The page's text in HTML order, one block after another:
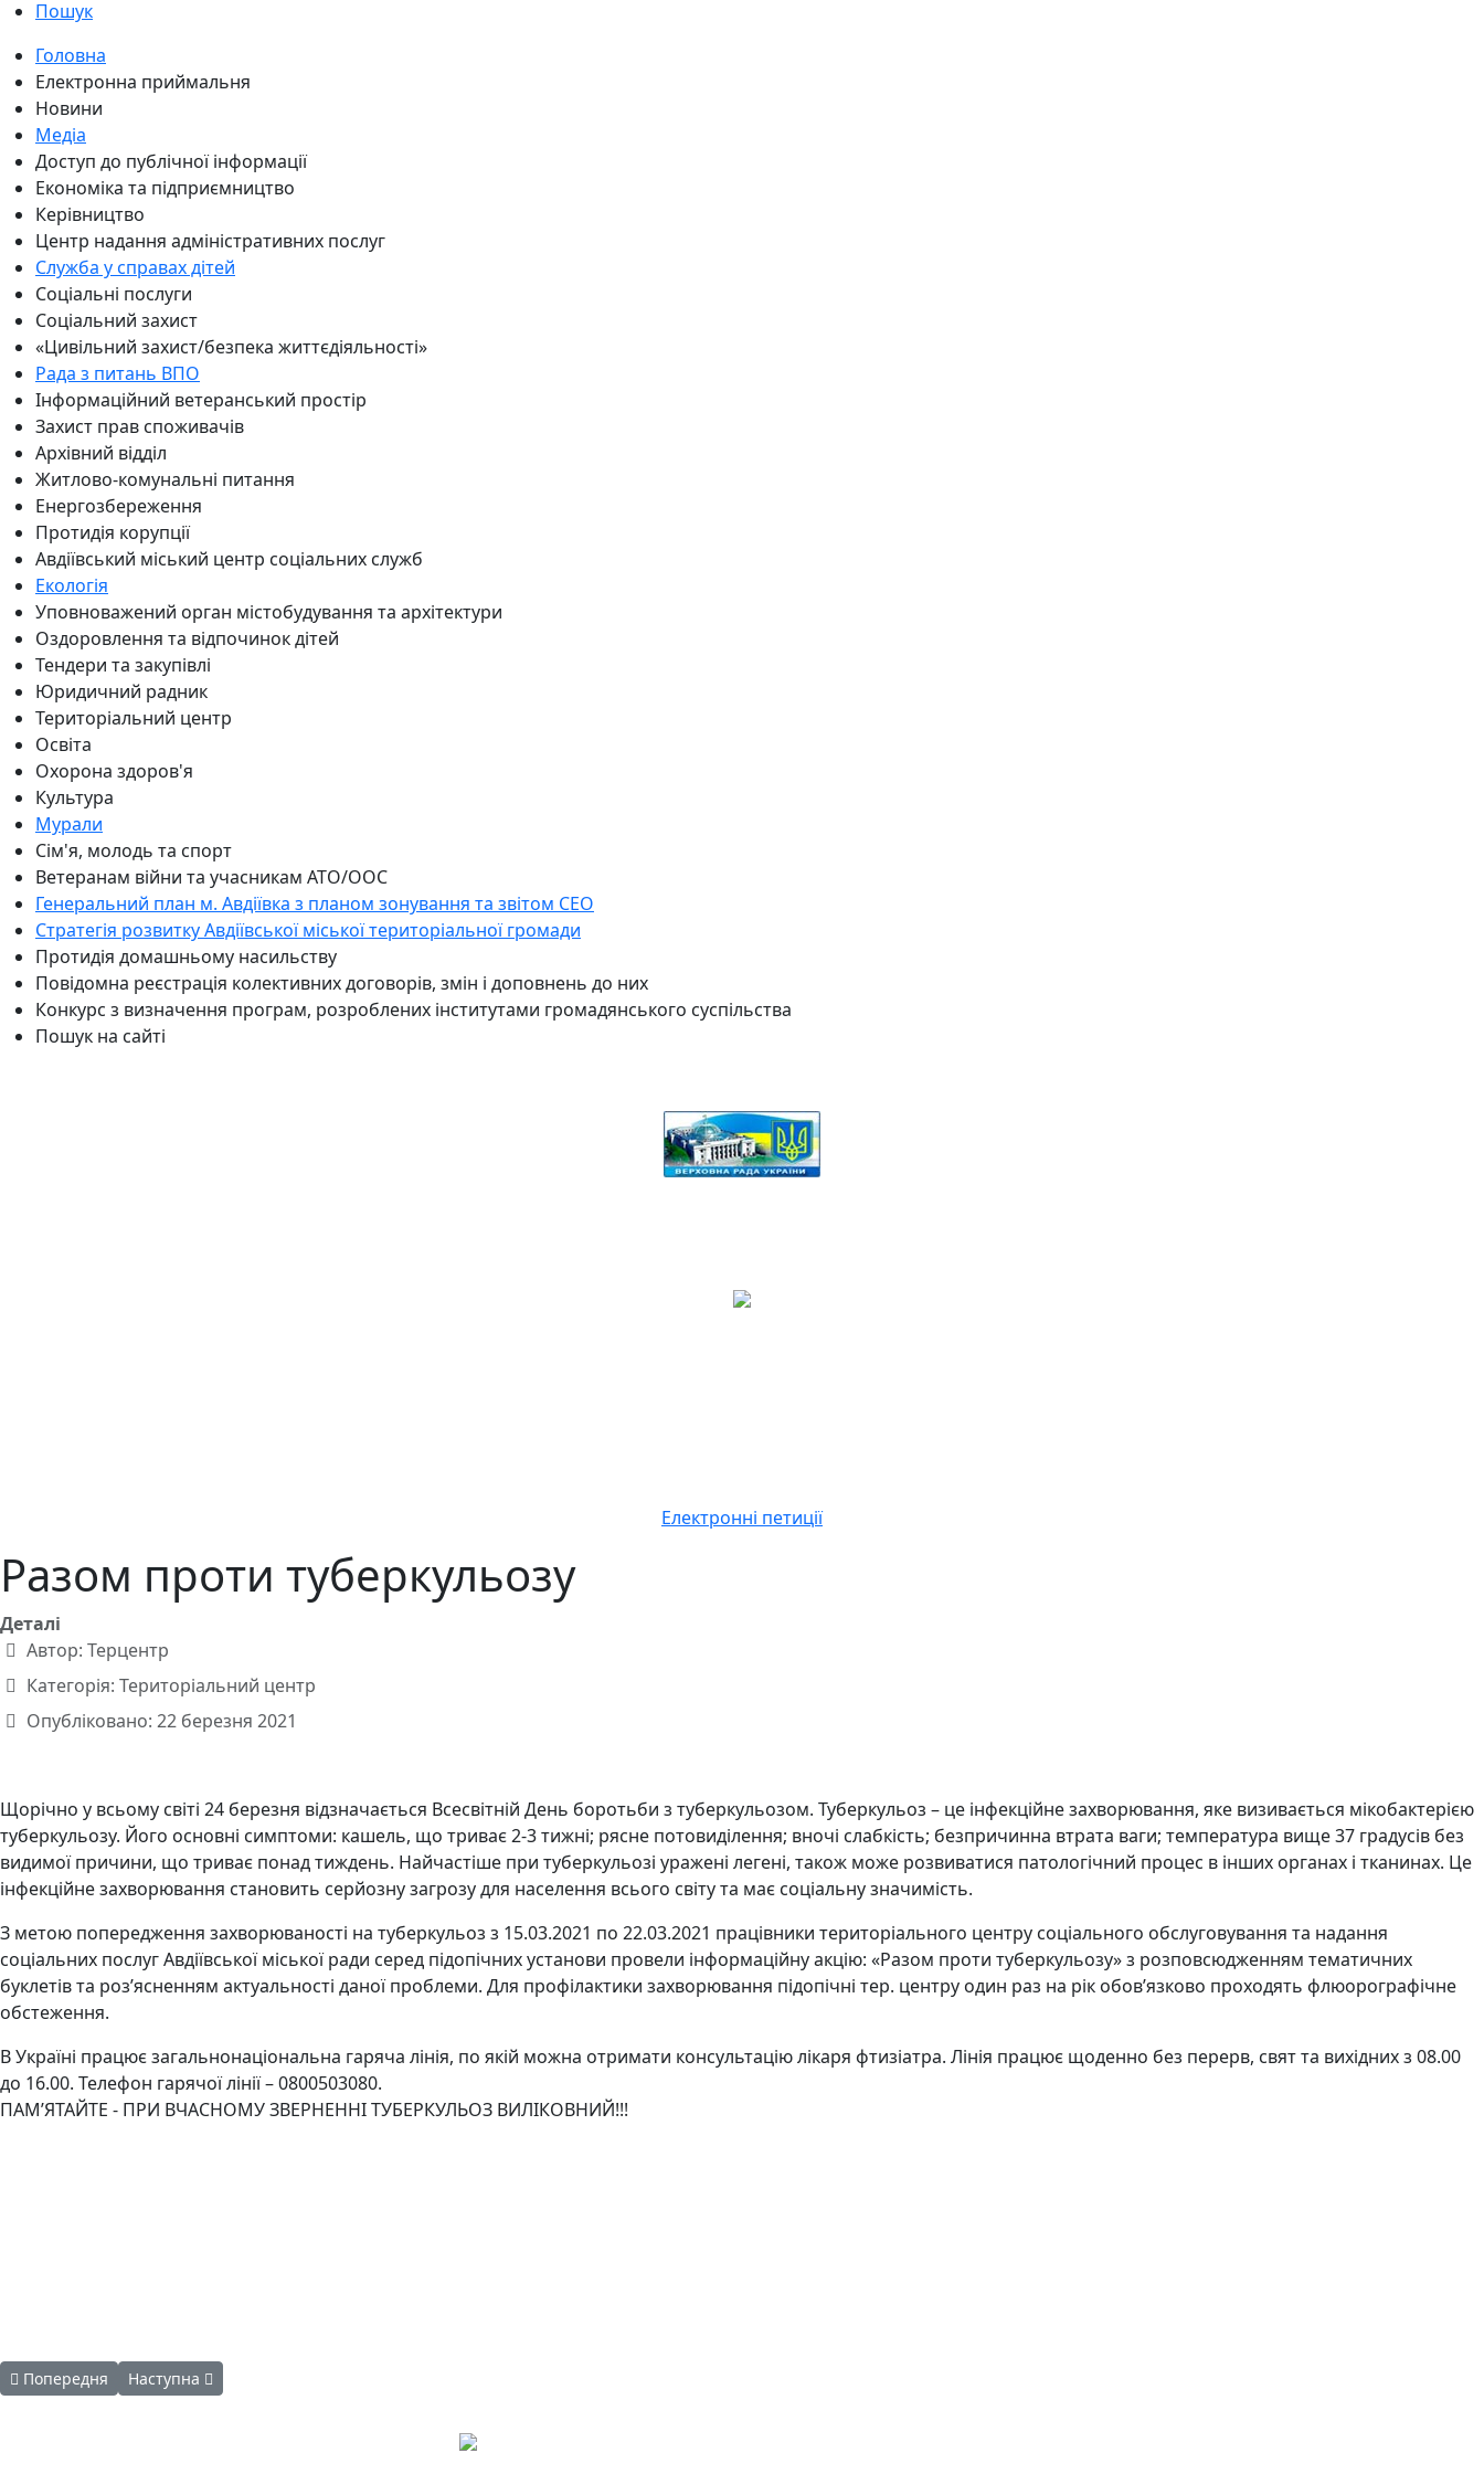
Пошук
Головна
Електронна приймальня
Новини
Медіа
Доступ до публічної інформації
Економіка та підприємництво
Керівництво
Центр надання адміністративних послуг
Служба у справах дітей
Соціальні послуги
Соціальний захист
«Цивільний захист/безпека життєдіяльності»
Рада з питань ВПО
Інформаційний ветеранський простір
Захист прав споживачів
Архівний відділ
Житлово-комунальні питання
Енергозбереження
Протидія корупції
Авдіївський міський центр соціальних служб
Екологія
Уповноважений орган містобудування та архітектури
Оздоровлення та відпочинок дітей
Тендери та закупівлі
Юридичний радник
Територіальний центр
Освіта
Охорона здоров'я
Культура
Мурали
Сім'я, молодь та спорт
Ветеранам війни та учасникам АТО/ООС
Генеральний план м. Авдіївка з планом зонування та звітом СЕО
Стратегія розвитку Авдіївської міської територіальної громади
Протидія домашньому насильству
Повідомна реєстрація колективних договорів, змін і доповнень до них
Конкурс з визначення програм, розроблених інститутами громадянського суспільства
Пошук на сайті
Електронні петиції
Разом проти туберкульозу
Деталі
Автор: Терцентр
Категорія: Територіальний центр
Опубліковано: 22 березня 2021
Щорічно у всьому світі 24 березня відзначається Всесвітній День боротьби з туберкульозом. Туберкульоз – це інфекційне захворювання, яке визивається мікобактерією
туберкульозу. Його основні симптоми: кашель, що триває 2-3 тижні; рясне потовиділення; вночі слабкість; безпричинна втрата ваги; температура вище 37 градусів без
видимої причини, що триває понад тиждень. Найчастіше при туберкульозі уражені легені, також може розвиватися патологічний процес в інших органах і тканинах. Це
інфекційне захворювання становить серйозну загрозу для населення всього світу та має соціальну значимість.
З метою попередження захворюваності на туберкульоз з 15.03.2021 по 22.03.2021 працівники територіального центру соціального обслуговування та надання
соціальних послуг Авдіївської міської ради серед підопічних установи провели інформаційну акцію: «Разом проти туберкульозу» з розповсюдженням тематичних
буклетів та роз’ясненням актуальності даної проблеми. Для профілактики захворювання підопічні тер. центру один раз на рік обов’язково проходять флюорографічне
обстеження.
В Україні працює загальнонаціональна гаряча лінія, по якій можна отримати консультацію лікаря фтизіатра. Лінія працює щоденно без перерв, свят та вихідних з 08.00
до 16.00. Телефон гарячої лінії – 0800503080.
ПАМ’ЯТАЙТЕ - ПРИ ВЧАСНОМУ ЗВЕРНЕННІ ТУБЕРКУЛЬОЗ ВИЛІКОВНИЙ!!!
Попередня стаття: ТЕРИТОРІАЛЬНИЙ ЦЕНТР ІНФОРМУЄ
Попередня Наступна стаття: Комісія з проведення зовнішньої оцінки якості соціальних послуг
Наступна